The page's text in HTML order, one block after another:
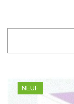
NEUF